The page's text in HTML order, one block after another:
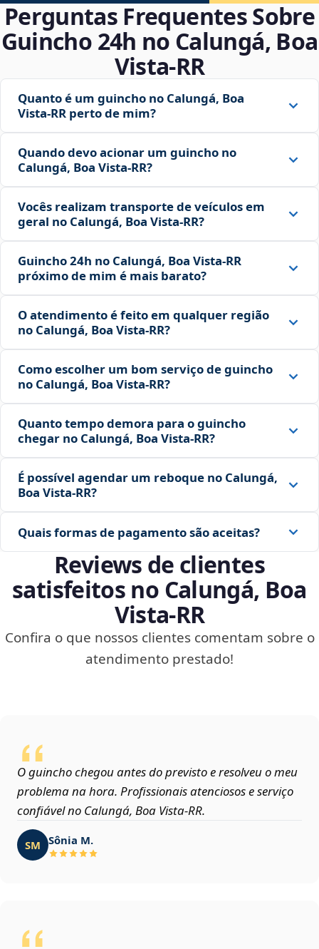
Perguntas Frequentes Sobre
Guincho 24h no Calungá, Boa
Vista‑RR
Quanto é um guincho no Calungá, Boa
Vista‑RR perto de mim?
Quando devo acionar um guincho no
Calungá, Boa Vista‑RR?
Vocês realizam transporte de veículos em
geral no Calungá, Boa Vista‑RR?
Guincho 24h no Calungá, Boa Vista‑RR
próximo de mim é mais barato?
O atendimento é feito em qualquer região
no Calungá, Boa Vista‑RR?
Como escolher um bom serviço de guincho
no Calungá, Boa Vista‑RR?
Quanto tempo demora para o guincho
chegar no Calungá, Boa Vista‑RR?
É possível agendar um reboque no Calungá,
Boa Vista‑RR?
Quais formas de pagamento são aceitas?
Reviews de clientes
satisfeitos no Calungá, Boa
Vista‑RR
Confira o que nossos clientes comentam sobre o
atendimento prestado!
O guincho chegou antes do previsto e resolveu o meu
problema na hora. Profissionais atenciosos e serviço
confiável no Calungá, Boa Vista‑RR.
SM Sônia M.